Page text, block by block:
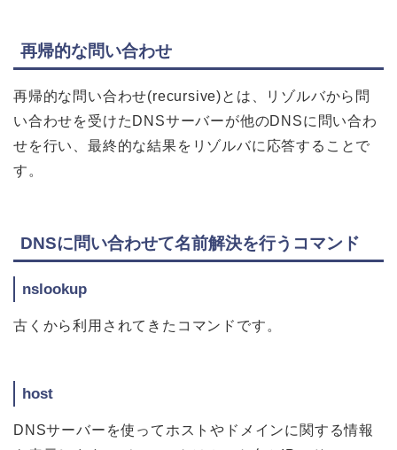
再帰的な問い合わせ
再帰的な問い合わせ(recursive)とは、リゾルバから問
い合わせを受けたDNSサーバーが他のDNSに問い合わ
せを行い、最終的な結果をリゾルバに応答することで
す。
DNSに問い合わせて名前解決を行うコマンド
nslookup
古くから利用されてきたコマンドです。
host
DNSサーバーを使ってホストやドメインに関する情報